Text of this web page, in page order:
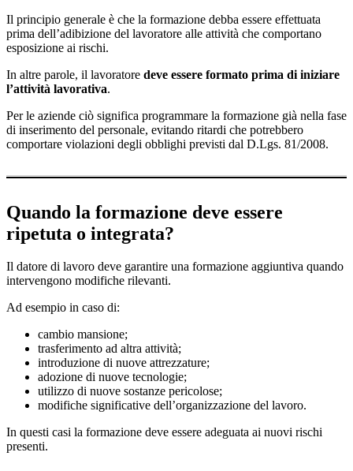
Il principio generale è che la formazione debba essere effettuata
prima dell’adibizione del lavoratore alle attività che comportano
esposizione ai rischi.
In altre parole, il lavoratore deve essere formato prima di iniziare
l’attività lavorativa.
Per le aziende ciò significa programmare la formazione già nella fase
di inserimento del personale, evitando ritardi che potrebbero
comportare violazioni degli obblighi previsti dal D.Lgs. 81/2008.
Quando la formazione deve essere
ripetuta o integrata?
Il datore di lavoro deve garantire una formazione aggiuntiva quando
intervengono modifiche rilevanti.
Ad esempio in caso di:
cambio mansione;
trasferimento ad altra attività;
introduzione di nuove attrezzature;
adozione di nuove tecnologie;
utilizzo di nuove sostanze pericolose;
modifiche significative dell’organizzazione del lavoro.
In questi casi la formazione deve essere adeguata ai nuovi rischi
presenti.